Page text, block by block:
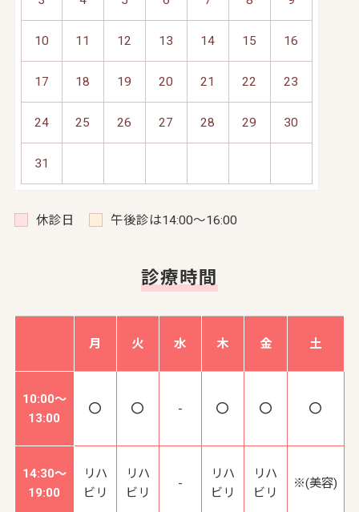
10 11 12 13 14 15 16
17 18 19 20 21 22 23
24 25 26 27 28 29 30
31
休診日 午後診は14:00～16:00
診療時間
月 火 水 木 金 土
10:00～
13:00
-
14:30～
19:00
リハ
ビリ
リハ
ビリ
-
リハ
ビリ
リハ
ビリ
※(美容)